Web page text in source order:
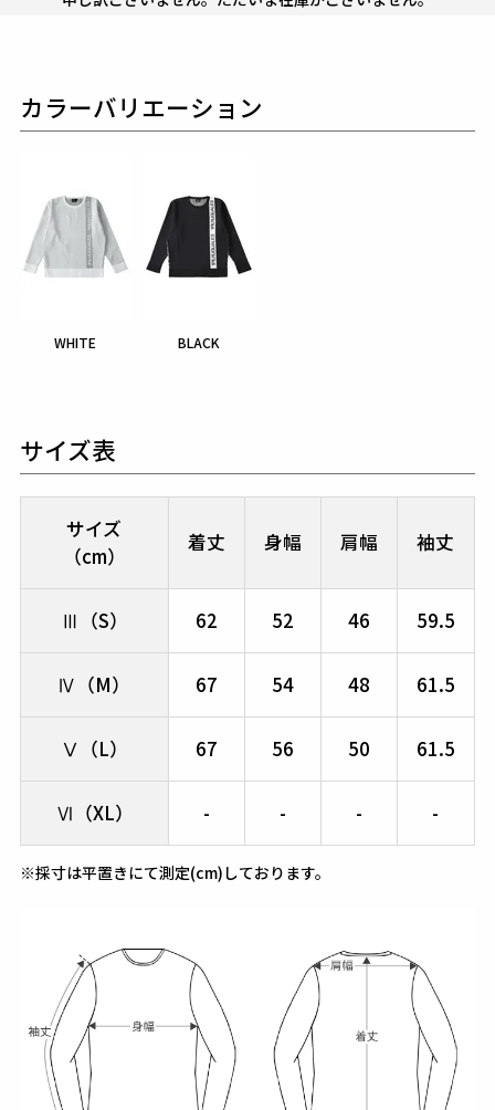
カラーバリエーション
WHITE BLACK
サイズ表
サイズ
（cm）
着丈 身幅 肩幅 袖丈
Ⅲ（S） 62 52 46 59.5
Ⅳ（M） 67 54 48 61.5
Ⅴ（L） 67 56 50 61.5
Ⅵ（XL） - - - -
※採寸は平置きにて測定(cm)しております。